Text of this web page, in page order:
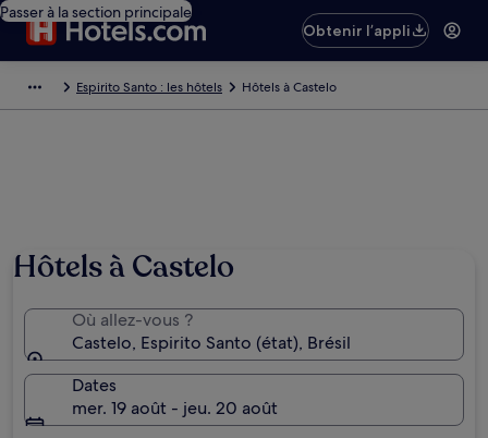
Passer à la section principale
Obtenir l’appli
Espirito Santo : les hôtels Hôtels à Castelo
Hôtels à Castelo
Où allez-vous ?
Castelo, Espirito Santo (état), Brésil
Dates
mer. 19 août - jeu. 20 août